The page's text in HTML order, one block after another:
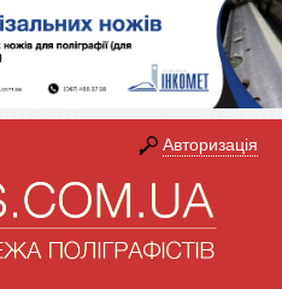
Авторизація